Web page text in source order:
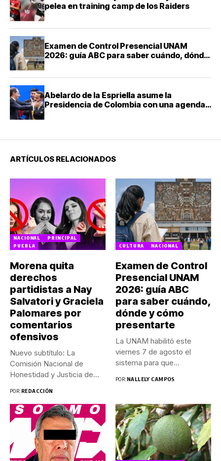
pelea en training camp de los Raiders
Examen de Control Presencial UNAM
2026: guía ABC para saber cuándo, dónde
Abelardo de la Espriella asume la
Presidencia de Colombia con una agenda
ARTÍCULOS RELACIONADOS
NACIONAL
PRINCIPAL
PUEBLA
Morena quita
derechos
partidistas a Nay
Salvatori y Graciela
Palomares por
comentarios
ofensivos
Nuevo subtítulo: La
Comisión Nacional de
Honestidad y Justicia de
POR:REDACCIÓN
CULTURA NACIONAL
Examen de Control
Presencial UNAM
2026: guía ABC
para saber cuándo,
dónde y cómo
presentarte
La UNAM habilitó este
viernes 7 de agosto el
sistema para que...
POR:NALLELY CAMPOS